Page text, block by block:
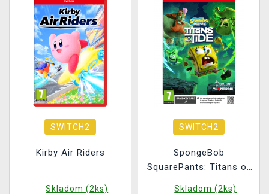
SWITCH2
Kirby Air Riders
Skladom (2ks)
SWITCH2
SpongeBob
SquarePants: Titans of
Skladom (2ks)